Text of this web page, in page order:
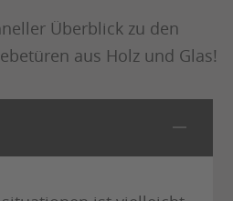
Überblick zu den
aus Holz und Glas!